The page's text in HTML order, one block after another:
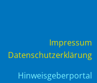
Impressum
Datenschutzerklärung
Hinweisgeberportal